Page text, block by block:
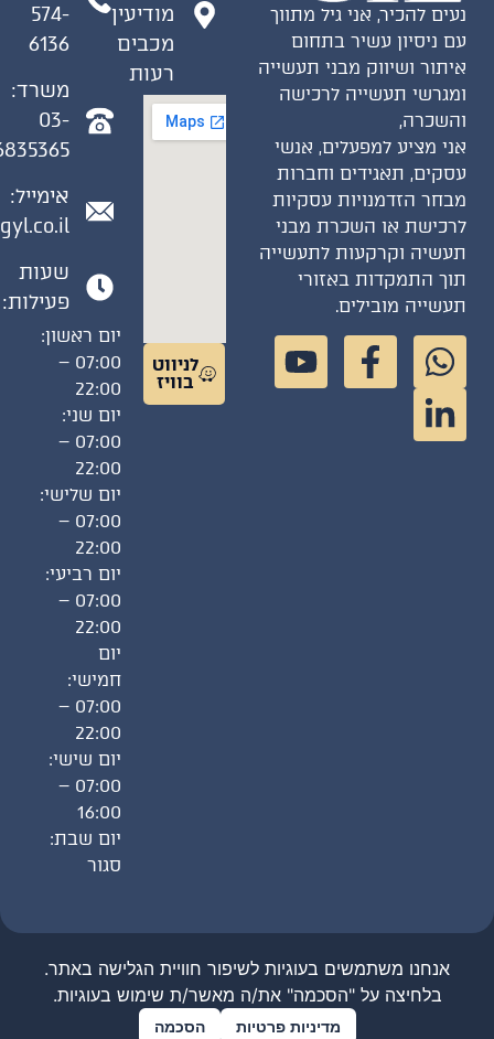
נעים להכיר, אני גיל מתווך
עם ניסיון עשיר בתחום
איתור ושיווק מבני תעשייה
ומגרשי תעשייה לרכישה
והשכרה,
אני מציע למפעלים, אנשי
עסקים, תאגידים וחברות
מבחר הזדמנויות עסקיות
לרכישת או השכרת מבני
תעשיה וקרקעות לתעשייה
תוך התמקדות באזורי
תעשייה מובילים.
מודיעין
מכבים
רעות
לניווט
בוויז
574-
6136
משרד:
03-
אימייל:
שעות
פעילות:
יום ראשון:
07:00 –
22:00
יום שני:
07:00 –
22:00
יום שלישי:
07:00 –
22:00
יום רביעי:
07:00 –
22:00
יום
חמישי:
07:00 –
22:00
יום שישי:
07:00 –
16:00
יום שבת:
סגור
בואו
נדבר
כל הזכויות שמורות לגיל לוי © 2026
Avraham Marketing
אנחנו משתמשים בעוגיות לשיפור חוויית הגלישה באתר.
בלחיצה על "הסכמה" את/ה מאשר/ת שימוש בעוגיות.
מדיניות פרטיות הסכמה